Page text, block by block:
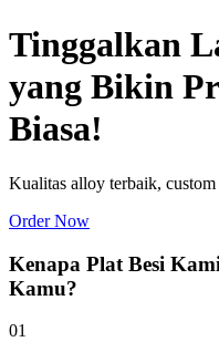
Tinggalkan
yang Bikin
Biasa!
Kualitas alloy terbaik,
Order Now
Kenapa Plat Besi
Kamu?
01